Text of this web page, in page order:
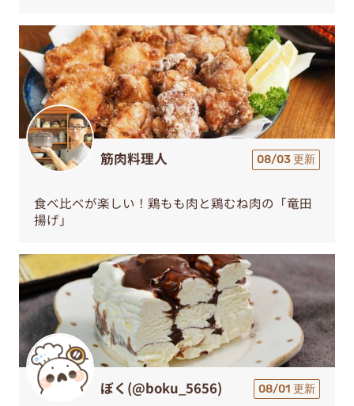
筋肉料理人 08/03 更新
食べ比べが楽しい！鶏もも肉と鶏むね肉の「竜田
揚げ」
ぼく(@boku_5656) 08/01 更新